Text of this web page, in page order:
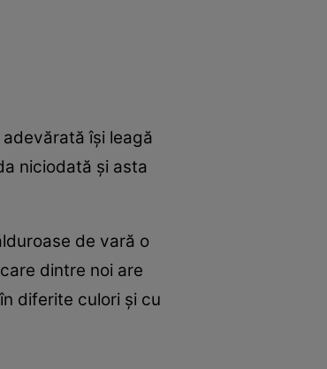
își leagă
niciodată și asta
de vară o
dintre noi are
diferite culori și cu